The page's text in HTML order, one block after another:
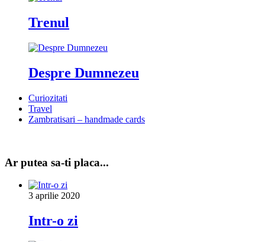
Trenul
Despre Dumnezeu
Curiozitati
Travel
Zambratisari – handmade cards
Ar putea sa-ti placa...
3 aprilie 2020
Intr-o zi